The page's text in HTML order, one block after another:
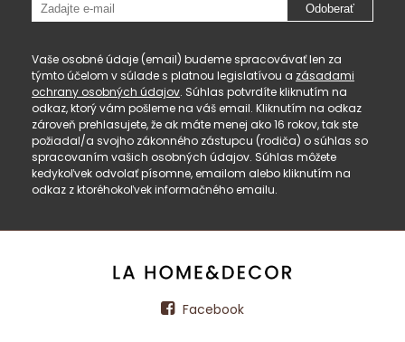
Odoberať
Vaše osobné údaje (email) budeme spracovávať len za
týmto účelom v súlade s platnou legislatívou a zásadami
ochrany osobných údajov. Súhlas potvrdíte kliknutím na
odkaz, ktorý vám pošleme na váš email. Kliknutím na odkaz
zároveň prehlasujete, že ak máte menej ako 16 rokov, tak ste
požiadal/a svojho zákonného zástupcu (rodiča) o súhlas so
spracovaním vašich osobných údajov. Súhlas môžete
kedykoľvek odvolať písomne, emailom alebo kliknutím na
odkaz z ktoréhokoľvek informačného emailu.
Facebook